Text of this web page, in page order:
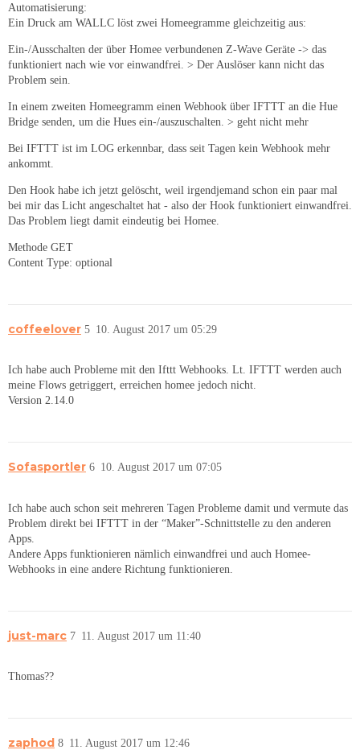
Automatisierung:
Ein Druck am WALLC löst zwei Homeegramme gleichzeitig aus:
Ein-/Ausschalten der über Homee verbundenen Z-Wave Geräte -> das
funktioniert nach wie vor einwandfrei. > Der Auslöser kann nicht das
Problem sein.
In einem zweiten Homeegramm einen Webhook über IFTTT an die Hue
Bridge senden, um die Hues ein-/auszuschalten. > geht nicht mehr
Bei IFTTT ist im LOG erkennbar, dass seit Tagen kein Webhook mehr
ankommt.
Den Hook habe ich jetzt gelöscht, weil irgendjemand schon ein paar mal
bei mir das Licht angeschaltet hat - also der Hook funktioniert einwandfrei.
Das Problem liegt damit eindeutig bei Homee.
Methode GET
Content Type: optional
coffeelover 10. August 2017 um 05:29
5
Ich habe auch Probleme mit den Ifttt Webhooks. Lt. IFTTT werden auch
meine Flows getriggert, erreichen homee jedoch nicht.
Version 2.14.0
Sofasportler 10. August 2017 um 07:05
6
Ich habe auch schon seit mehreren Tagen Probleme damit und vermute das
Problem direkt bei IFTTT in der “Maker”-Schnittstelle zu den anderen
Apps.
Andere Apps funktionieren nämlich einwandfrei und auch Homee-
Webhooks in eine andere Richtung funktionieren.
just-marc 11. August 2017 um 11:40
7
Thomas??
zaphod 11. August 2017 um 12:46
8